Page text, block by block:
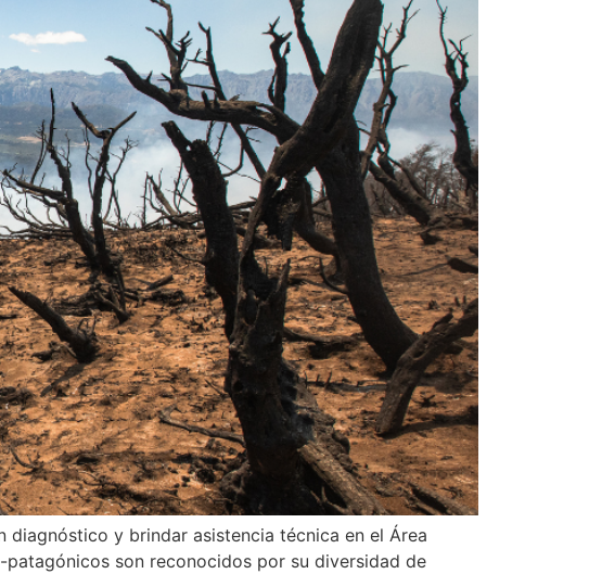
diagnóstico y brindar asistencia técnica en el Área
son reconocidos por su diversidad de